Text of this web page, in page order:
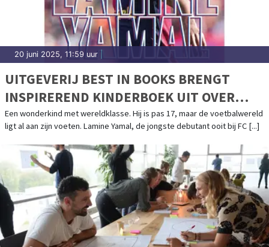
20 juni 2025, 11:59 uur
UITGEVERIJ BEST IN BOOKS BRENGT
INSPIREREND KINDERBOEK UIT OVER
LAMINE YAMAL: HET GROOTSTE
VOETBALTALENT VAN DEZE GENERATIE
Een wonderkind met wereldklasse. Hij is pas 17, maar de voetbalwereld
ligt al aan zijn voeten. Lamine Yamal, de jongste debutant ooit bij FC [...]